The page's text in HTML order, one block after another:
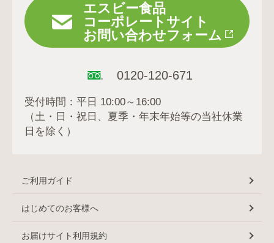
エスビー食品
コーポレートサイト
お問い合わせフォーム
0120-120-671
受付時間：平日 10:00～16:00
（土・日・祝日、夏季・年末年始等の当社休業
日を除く）
ご利用ガイド
はじめてのお客様へ
お届けサイト利用規約